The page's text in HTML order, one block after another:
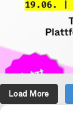
Load More